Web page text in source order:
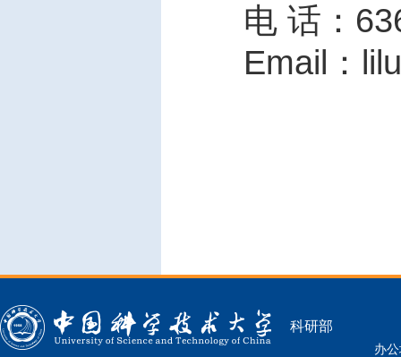
电 话：
Email ：
科研部
办